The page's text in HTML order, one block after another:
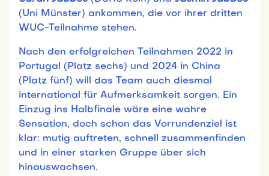
(Uni Münster) ankommen, die vor ihrer dritten
WUC-Teilnahme stehen.
Nach den erfolgreichen Teilnahmen 2022 in
Portugal (Platz sechs) und 2024 in China
(Platz fünf) will das Team auch diesmal
international für Aufmerksamkeit sorgen. Ein
Einzug ins Halbfinale wäre eine wahre
Sensation, doch schon das Vorrundenziel ist
klar: mutig auftreten, schnell zusammenfinden
und in einer starken Gruppe über sich
hinauswachsen.